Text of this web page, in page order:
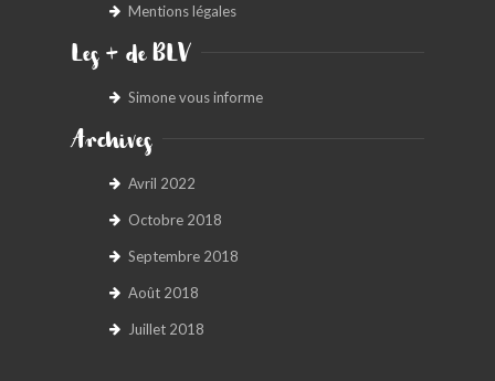
Mentions légales
Les + de BLV
Simone vous informe
Archives
Avril 2022
Octobre 2018
Septembre 2018
Août 2018
Juillet 2018